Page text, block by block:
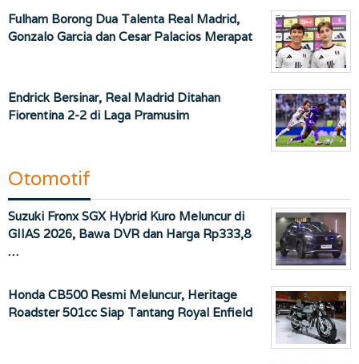
Fulham Borong Dua Talenta Real Madrid,
Gonzalo Garcia dan Cesar Palacios Merapat
Endrick Bersinar, Real Madrid Ditahan
Fiorentina 2-2 di Laga Pramusim
Otomotif
Suzuki Fronx SGX Hybrid Kuro Meluncur di
GIIAS 2026, Bawa DVR dan Harga Rp333,8
…
Honda CB500 Resmi Meluncur, Heritage
Roadster 501cc Siap Tantang Royal Enfield